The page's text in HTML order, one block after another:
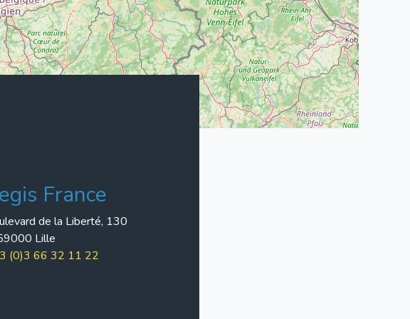
France
de la Liberté, 130
Lille
(0)3 66 32 11 22